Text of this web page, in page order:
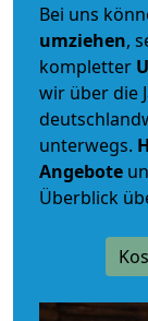
Bei uns
umziehen,
kompletter
wir über die
unterwegs.
Angebote
Überblick